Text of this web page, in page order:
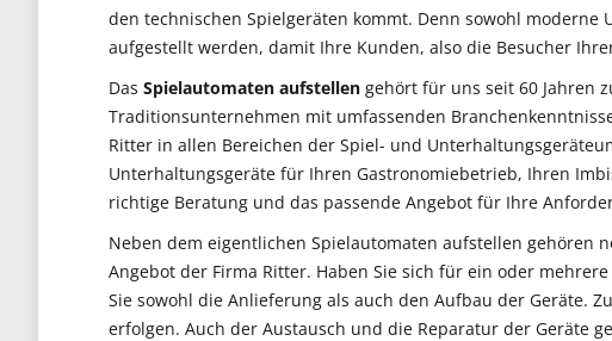
den technischen Spielgeräten kommt. Denn sowohl
aufgestellt werden, damit Ihre Kunden, also die Besucher
Das Spielautomaten aufstellen gehört für uns seit 60 Jahren
Traditionsunternehmen mit umfassenden
Ritter in allen Bereichen der Spiel- und
Unterhaltungsgeräte für Ihren Gastronomiebetrieb, Ihren
richtige Beratung und das passende Angebot für Ihre
Neben dem eigentlichen Spielautomaten aufstellen gehören
Angebot der Firma Ritter. Haben Sie sich für ein oder
Sie sowohl die Anlieferung als auch den Aufbau der Geräte.
erfolgen. Auch der Austausch und die Reparatur der Geräte